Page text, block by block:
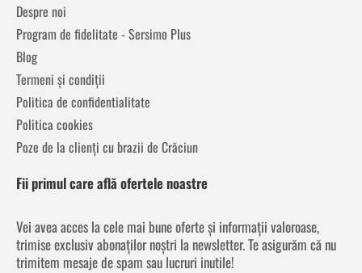
Despre noi
Program de fidelitate - Sersimo Plus
Blog
Termeni și condiții
Politica de confidentialitate
Politica cookies
Poze de la clienți cu brazii de Crăciun
Fii primul care află ofertele noastre
Vei avea acces la cele mai bune oferte și informații valoroase,
trimise exclusiv abonaților noștri la newsletter. Te asigurăm că nu
trimitem mesaje de spam sau lucruri inutile!